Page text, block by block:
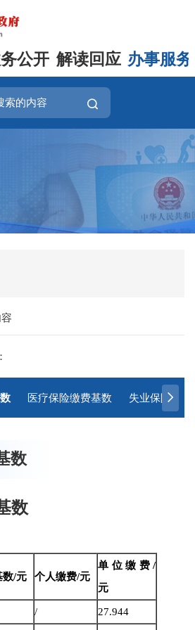
公开 解读回应 办事服务
医疗保险缴费基数 失业保险缴纳
数
数
数/元 个人缴费/元
单位缴费 /
元
/
27.944